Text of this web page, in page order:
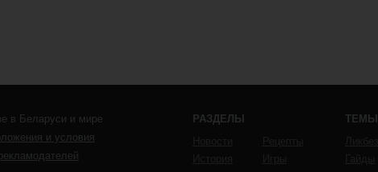
в Беларуси и мире
и условия
РАЗДЕЛЫ ТЕМЫ